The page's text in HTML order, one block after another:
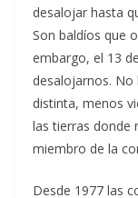
desalojar hasta
Son baldíos que
embargo, el 13
desalojarnos. No
distinta, menos
las tierras donde
miembro de la
Desde 1977 las